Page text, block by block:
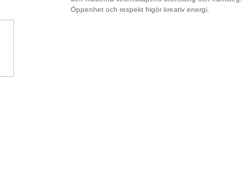
Öppenhet och respekt frigör kreativ energi.